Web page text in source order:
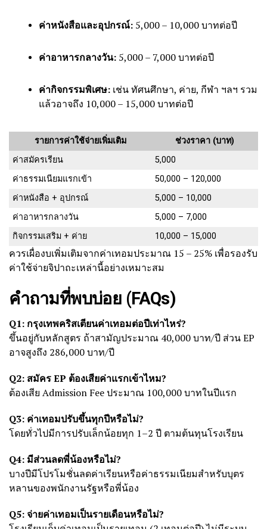
ค่าหนังสือและอุปกรณ์: 5,000 – 10,000 บาทต่อปี
ค่าอาหารกลางวัน: 5,000 – 7,000 บาทต่อปี
ค่ากิจกรรมพิเศษ: เช่น ทัศนศึกษา, ค่าย, กีฬา ฯลฯ รวม
แล้วอาจถึง 10,000 – 15,000 บาทต่อปี
รายการค่าใช้จ่ายเพิ่มเติม
ช่วงราคา (บาท)
ค่าสมัครเรียน
5,000
ค่าธรรมเนียมแรกเข้า
50,000 – 120,000
ค่าหนังสือ + อุปกรณ์
5,000 – 10,000
ค่าอาหารกลางวัน
5,000 – 7,000
กิจกรรมเสริม + ค่าย
10,000 – 15,000
ควรเผื่องบเพิ่มเติมจากค่าเทอมประมาณ 15 – 25% เพื่อรองรับ
ค่าใช้จ่ายจิปาถะเหล่านี้อย่างเหมาะสม
คำถามที่พบบ่อย (FAQs)
Q1: กรุงเทพคริสเตียนค่าเทอมต่อปีเท่าไหร่?
ขึ้นอยู่กับหลักสูตร ถ้าสามัญประมาณ 40,000 บาท/ปี ส่วน EP
อาจสูงถึง 286,000 บาท/ปี
Q2: สมัคร EP ต้องเสียค่าแรกเข้าไหม?
ต้องเสีย Admission Fee ประมาณ 100,000 บาทในปีแรก
Q3: ค่าเทอมปรับขึ้นทุกปีหรือไม่?
โดยทั่วไปมีการปรับเล็กน้อยทุก 1–2 ปี ตามต้นทุนโรงเรียน
Q4: มีส่วนลดพี่น้องหรือไม่?
บางปีมีโปรโมชั่นลดค่าเรียนหรือค่าธรรมเนียมสำหรับบุตร
หลานของพนักงานรัฐหรือพี่น้อง
Q5: จ่ายค่าเทอมเป็นรายเดือนหรือไม่?